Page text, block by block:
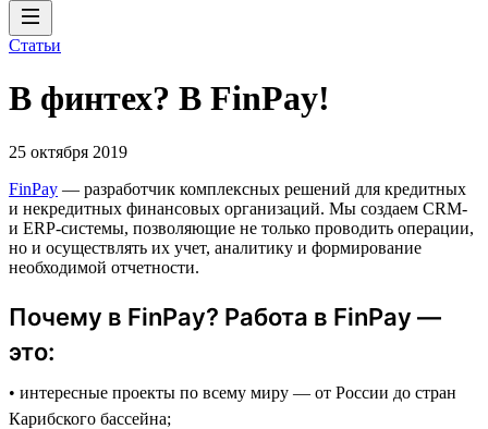
Статьи
В финтех? В FinPay!
25 октября 2019
FinPay — разработчик комплексных решений для кредитных
и некредитных финансовых организаций. Мы создаем CRM-
и ERP-системы, позволяющие не только проводить операции,
но и осуществлять их учет, аналитику и формирование
необходимой отчетности.
Почему в FinPay? Работа в FinPay —
это:
• интересные проекты по всему миру — от России до стран
Карибского бассейна;